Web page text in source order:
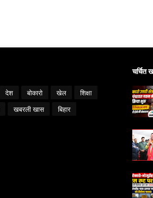
देश बोकारो खेल
शिक्षा
खबरली खास बिहार
चर्चित